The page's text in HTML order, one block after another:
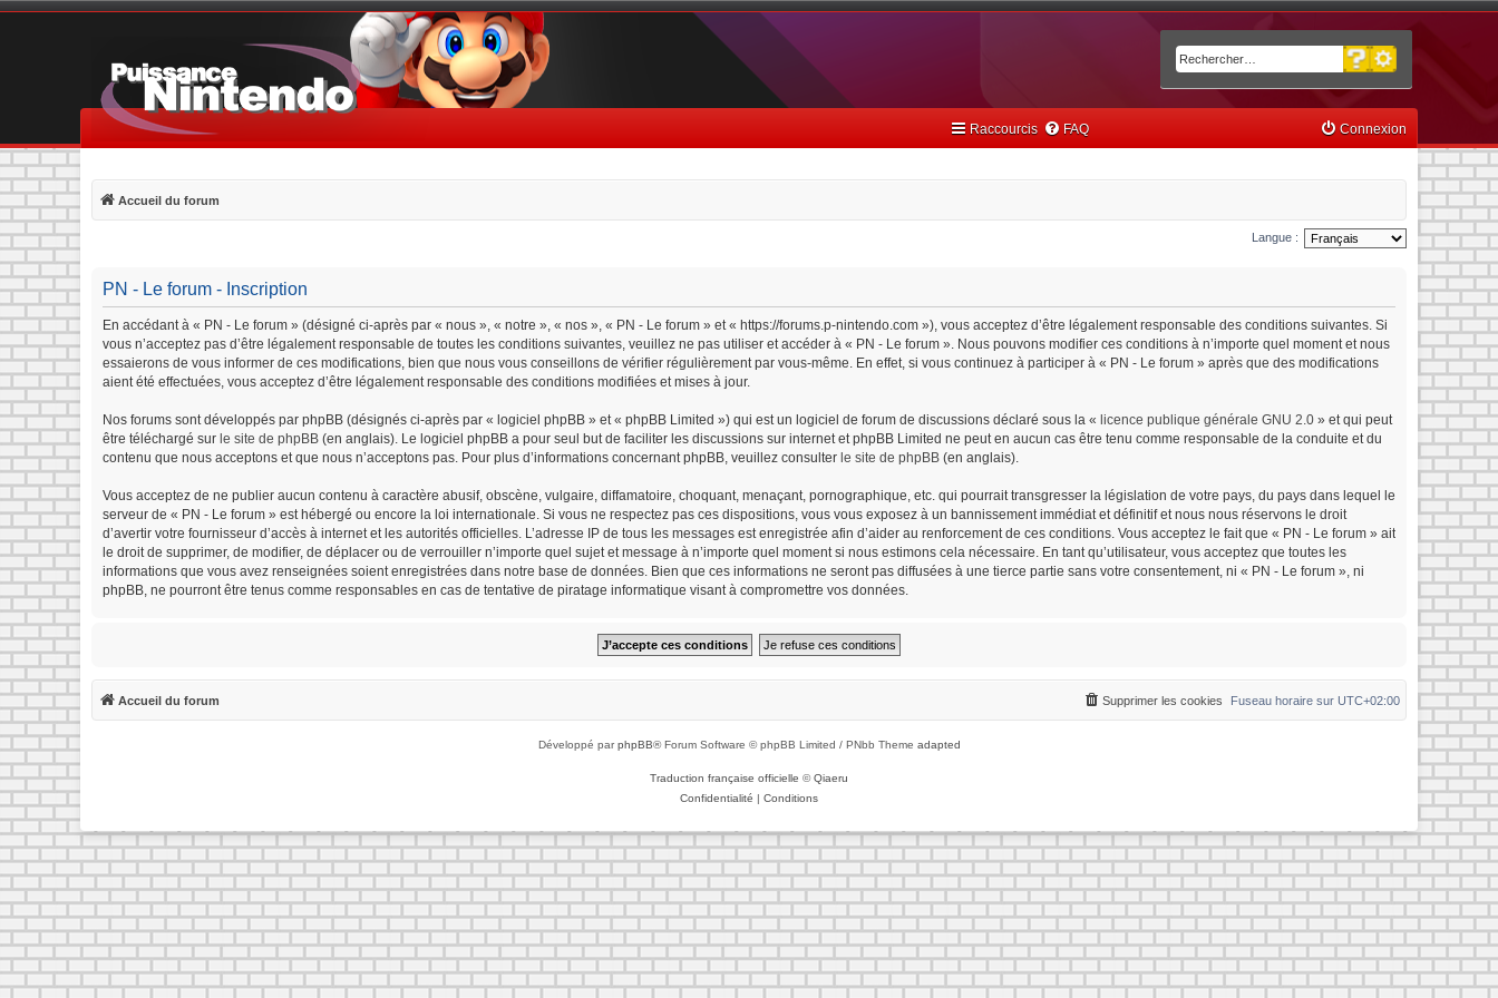
Rechercher
Recherche avancée
Raccourcis FAQ Connexion
Accueil du forum
Langue :
PN - Le forum - Inscription
En accédant à « PN - Le forum » (désigné ci-après par « nous », « notre », « nos », « PN - Le forum » et « https://forums.p-nintendo.com »), vous acceptez d’être légalement responsable des conditions suivantes. Si
vous n’acceptez pas d’être légalement responsable de toutes les conditions suivantes, veuillez ne pas utiliser et accéder à « PN - Le forum ». Nous pouvons modifier ces conditions à n’importe quel moment et nous
essaierons de vous informer de ces modifications, bien que nous vous conseillons de vérifier régulièrement par vous-même. En effet, si vous continuez à participer à « PN - Le forum » après que des modifications
aient été effectuées, vous acceptez d’être légalement responsable des conditions modifiées et mises à jour.
Nos forums sont développés par phpBB (désignés ci-après par « logiciel phpBB » et « phpBB Limited ») qui est un logiciel de forum de discussions déclaré sous la « licence publique générale GNU 2.0 » et qui peut
être téléchargé sur le site de phpBB (en anglais). Le logiciel phpBB a pour seul but de faciliter les discussions sur internet et phpBB Limited ne peut en aucun cas être tenu comme responsable de la conduite et du
contenu que nous acceptons et que nous n’acceptons pas. Pour plus d’informations concernant phpBB, veuillez consulter le site de phpBB (en anglais).
Vous acceptez de ne publier aucun contenu à caractère abusif, obscène, vulgaire, diffamatoire, choquant, menaçant, pornographique, etc. qui pourrait transgresser la législation de votre pays, du pays dans lequel le
serveur de « PN - Le forum » est hébergé ou encore la loi internationale. Si vous ne respectez pas ces dispositions, vous vous exposez à un bannissement immédiat et définitif et nous nous réservons le droit
d’avertir votre fournisseur d’accès à internet et les autorités officielles. L’adresse IP de tous les messages est enregistrée afin d’aider au renforcement de ces conditions. Vous acceptez le fait que « PN - Le forum » ait
le droit de supprimer, de modifier, de déplacer ou de verrouiller n’importe quel sujet et message à n’importe quel moment si nous estimons cela nécessaire. En tant qu’utilisateur, vous acceptez que toutes les
informations que vous avez renseignées soient enregistrées dans notre base de données. Bien que ces informations ne seront pas diffusées à une tierce partie sans votre consentement, ni « PN - Le forum », ni
phpBB, ne pourront être tenus comme responsables en cas de tentative de piratage informatique visant à compromettre vos données.
Accueil du forum Fuseau horaire sur UTC+02:00
Supprimer les cookies
Développé parphpBB® Forum Software © phpBB Limited / PNbb Theme adapted
Traduction française officielle ©Qiaeru
Confidentialité | Conditions